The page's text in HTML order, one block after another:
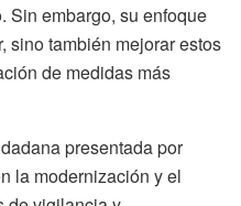
Sin embargo, su enfoque
sino también mejorar estos
de medidas más
presentada por
la modernización y el